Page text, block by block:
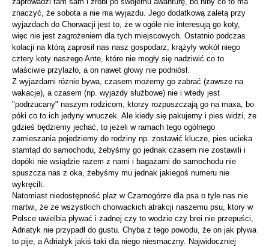
znaczyć, że sobota a nie ma wyjazdu. Jego dodatkową zaletą przy
wyjazdach do Chorwacji jest to, że w ogóle nie interesują go koty,
więc nie jest zagrożeniem dla tych miejscowych. Ostatnio podczas
kolacji na którą zaprosił nas nasz gospodarz, krążyły wokół niego
cztery koty naszego Ante, które nie mogły się nadziwić co to
właściwie przylazło, a on nawet głowy nie podniósł.
Z wyjazdami różnie bywa, czasem możemy go zabrać (zawsze na
wakacje), a czasem (np. wyjazdy służbowe) nie i wtedy jest
"podrzucany" naszym rodzicom, ktorzy rozpuszczają go na maxa, bo
póki co to ich jedyny wnuczek. Ale kiedy się pakujemy i pies widzi, że
gdzieś będziemy jechać, to jeżeli w ramach tego ogólnego
zamieszania pojedziemy do rodziny np. zostawić klucze, pies ucieka
stamtąd do samochodu, żebyśmy go jednak czasem nie zostawili i
dopóki nie wsiądzie razem z nami i bagażami do samochodu nie
spuszcza nas z oka, żebyśmy mu jednak jakiegoś numeru nie
wykręcili.
Natomiast niedostępność plaż w Czarnogórze dla psa o tyle nas nie
martwi, że ze wszystkich chorwackich atrakcji naszemu psu, ktory w
Polsce uwielbia pływać i żadnej czy to wodzie czy brei nie przepuści,
Adriatyk nie przypadł do gustu. Chyba z tego powodu, że on jak pływa
to pije, a Adriatyk jakiś taki dla niego niesmaczny. Najwidoczniej